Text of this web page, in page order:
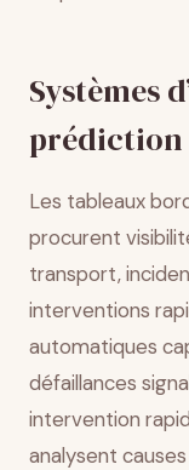
Systèmes
prédiction
Les tableaux
procurent
transport,
interventions
automatiques
défaillances
intervention
analysent